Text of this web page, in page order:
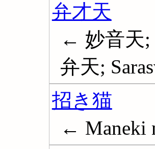
弁才天
← 妙音天;
弁天;
招き猫
← Maneki